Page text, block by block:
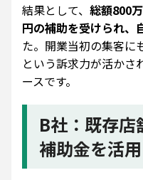
結果として、 総額800
円の補助を受けられ、
た。開業当初の集客に
という訴求力が活かさ
ースです。
B社：既存店
補助金を活用